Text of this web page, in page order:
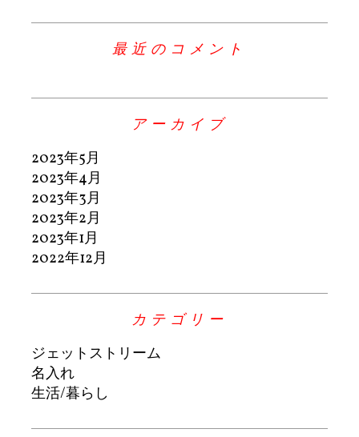
最近のコメント
アーカイブ
2023年5月
2023年4月
2023年3月
2023年2月
2023年1月
2022年12月
カテゴリー
ジェットストリーム
名入れ
生活/暮らし